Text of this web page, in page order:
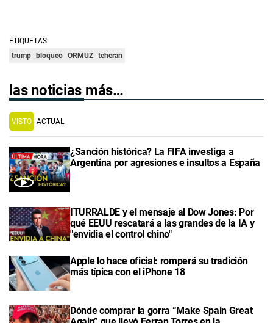
ETIQUETAS:
trump
bloqueo ORMUZ teheran
las noticias más…
VISTO ACTUAL
¿Sanción histórica? La FIFA investiga a
Argentina por agresiones e insultos a España
ITURRALDE y el mensaje al Dow Jones: Por
qué EEUU rescatará a las grandes de la IA y
"envidia el control chino"
Apple lo hace oficial: romperá su tradición
más típica con el iPhone 18
Dónde comprar la gorra “Make Spain Great